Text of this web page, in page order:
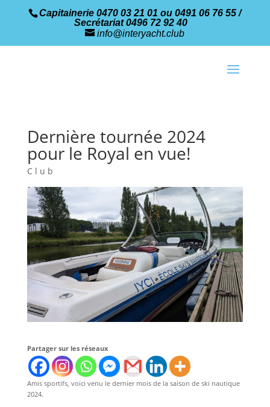
Capitainerie 0470 03 21 01 ou 0491 06 76 55 /
Secrétariat 0496 72 92 40
info@interyacht.club
Dernière tournée 2024
pour le Royal en vue!
Club
Partager sur les réseaux
Amis sportifs, voici venu le dernier mois de la saison de ski nautique
2024.